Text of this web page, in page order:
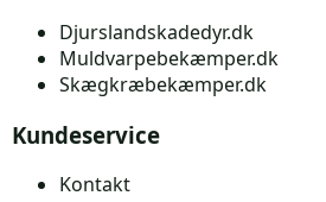
Djurslandskadedyr.dk
Muldvarpebekæmper.dk
Skægkræbekæmper.dk
Kundeservice
Kontakt